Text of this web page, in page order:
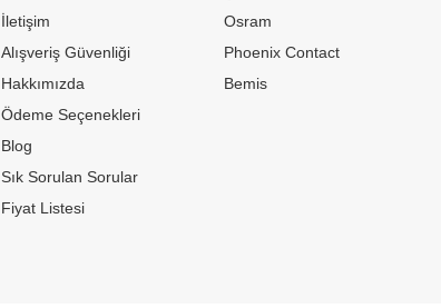
İletişim
Alışveriş Güvenliği
Hakkımızda
Ödeme Seçenekleri
Blog
Sık Sorulan Sorular
Fiyat Listesi
Osram
Phoenix Contact
Bemis